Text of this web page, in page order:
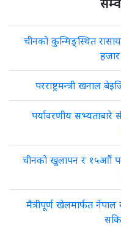
चीनको कुन्मिङ्स्थित
हजार
परराष्ट्रमन्त्री खनाल
पर्यावरणीय सभ्यताबारे
चीनको खुलापन र १५आौं
मैत्रीपूर्ण खेलमार्फत